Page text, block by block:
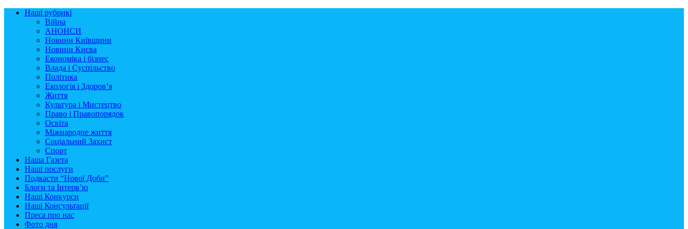
Наші рубрикі
Війна
АНОНСИ
Новини Київщини
Новини Києва
Економіка і бізнес
Влада і Суспільство
Політика
Екологія і Здоров’я
Життя
Культура і Мистецтво
Право і Правопорядок
Освіта
Міжнародне життя
Соціальний Захист
Спорт
Наша Газета
Наші послуги
Подкасти “Нової Доби”
Блоги та Інтерв’ю
Наші Конкурси
Наші Консультації
Преса про нас
Фото дня